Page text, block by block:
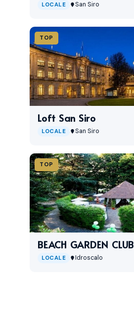
LOCALE San Siro
TOP
Loft San Siro
LOCALE San Siro
TOP
BEACH GARDEN CLUB
LOCALE Idroscalo